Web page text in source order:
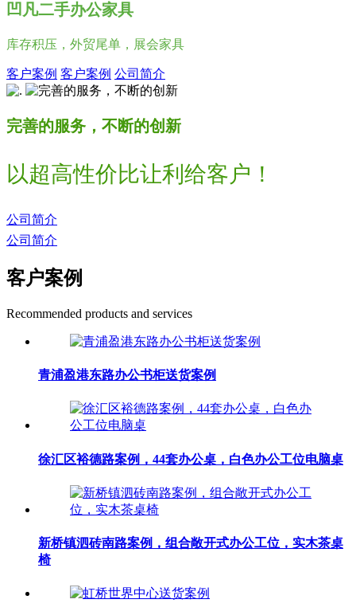
凹凡二手办公家具
库存积压，外贸尾单，展会家具
客户案例 客户案例 公司简介
完善的服务，不断的创新
以超高性价比让利给客户！
公司简介
公司简介
客户案例
Recommended products and services
青浦盈港东路办公书柜送货案例
徐汇区裕德路案例，44套办公桌，白色办公工位电脑桌
新桥镇泗砖南路案例，组合敞开式办公工位，实木茶桌
椅